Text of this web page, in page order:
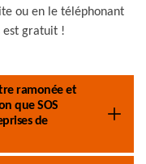
ou en le téléphonant
est gratuit !
ramonée et
que SOS
de